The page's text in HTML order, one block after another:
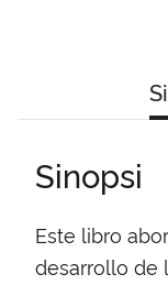
Sinopsi
Este libro
desarrollo de